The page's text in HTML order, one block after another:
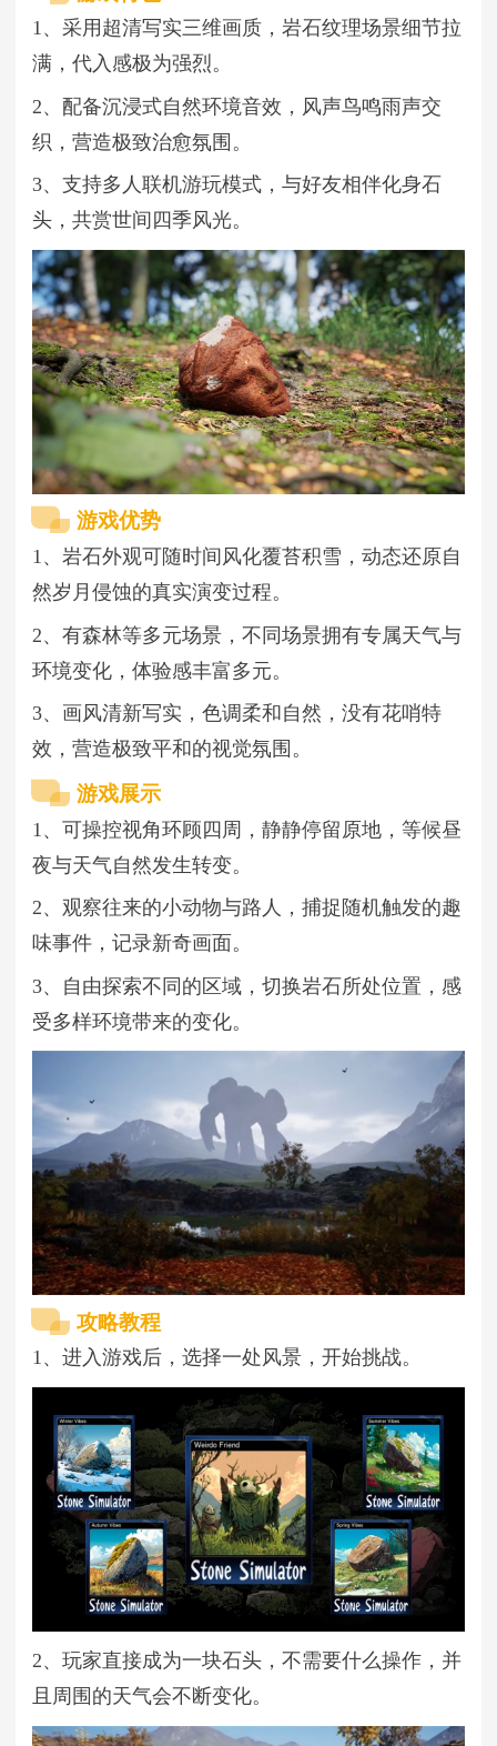
1、采用超清写实三维画质，岩石纹理场景细节拉
满，代入感极为强烈。
2、配备沉浸式自然环境音效，风声鸟鸣雨声交
织，营造极致治愈氛围。
3、支持多人联机游玩模式，与好友相伴化身石
头，共赏世间四季风光。
游戏优势
1、岩石外观可随时间风化覆苔积雪，动态还原自
然岁月侵蚀的真实演变过程。
2、有森林等多元场景，不同场景拥有专属天气与
环境变化，体验感丰富多元。
3、画风清新写实，色调柔和自然，没有花哨特
效，营造极致平和的视觉氛围。
游戏展示
1、可操控视角环顾四周，静静停留原地，等候昼
夜与天气自然发生转变。
2、观察往来的小动物与路人，捕捉随机触发的趣
味事件，记录新奇画面。
3、自由探索不同的区域，切换岩石所处位置，感
受多样环境带来的变化。
攻略教程
1、进入游戏后，选择一处风景，开始挑战。
2、玩家直接成为一块石头，不需要什么操作，并
且周围的天气会不断变化。